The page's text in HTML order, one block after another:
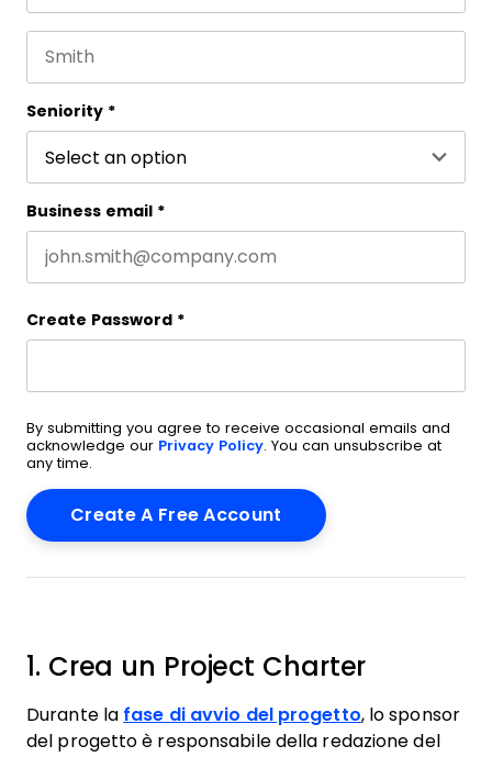
This field is for validation purposes and should be
Seniority *
Business email *
Create Password *
By submitting you agree to receive occasional emails and
acknowledge our Privacy Policy. You can unsubscribe at
any time.
1. Crea un Project Charter
Durante la fase di avvio del progetto, lo sponsor
del progetto è responsabile della redazione del